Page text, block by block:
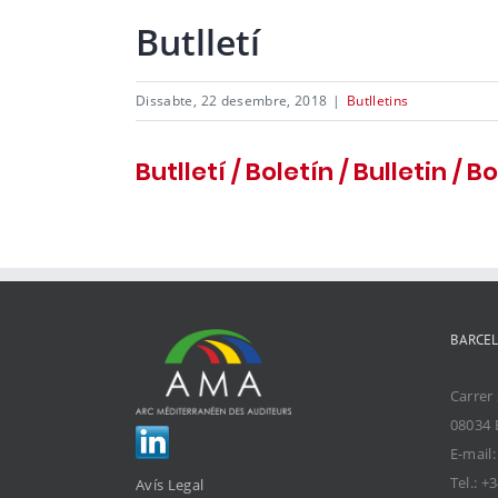
Butlletí
Dissabte, 22 desembre, 2018 | Butlletins
Butlletí / Boletín / Bulletin /
Avís Legal
Carrer
08034
E-
Tel.: